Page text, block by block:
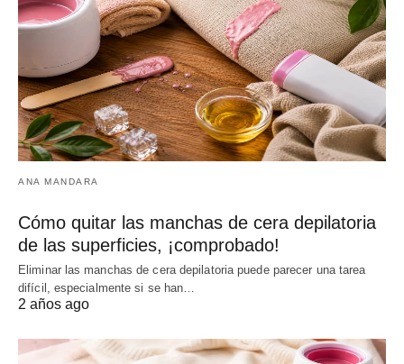
ANA MANDARA
Cómo quitar las manchas de cera depilatoria
de las superficies, ¡comprobado!
Eliminar las manchas de cera depilatoria puede parecer una tarea
difícil, especialmente si se han…
2 años ago